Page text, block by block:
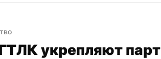
укрепляют